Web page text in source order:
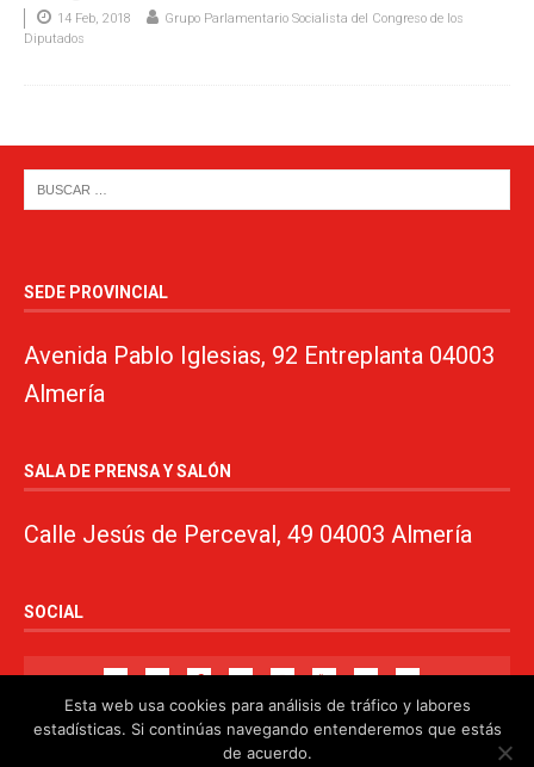
14 Feb, 2018
Grupo Parlamentario Socialista del Congreso de los
Diputados
SEDE PROVINCIAL
Avenida Pablo Iglesias, 92 Entreplanta 04003
Almería
SALA DE PRENSA Y SALÓN
Calle Jesús de Perceval, 49 04003 Almería
SOCIAL
Esta web usa cookies para análisis de tráfico y labores
estadísticas. Si continúas navegando entenderemos que estás
de acuerdo.